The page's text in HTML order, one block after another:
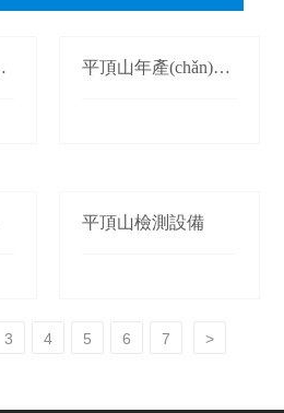
平頂山年產(chǎn)3
平頂山檢測設備
3 4 5 6 7 >